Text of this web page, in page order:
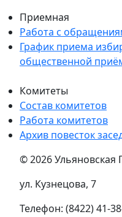
Приемная
Работа с
График приема
общественной
Комитеты
Состав комитетов
Работа комитетов
Архив повесток
© 2026 Ульяновская
ул. Кузнецова, 7
Телефон: (8422) 41-